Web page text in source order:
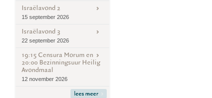
Israëlavond 2
15 september 2026
Israëlavond 3
22 september 2026
19:15 Censura Morum en
20:00 Bezinningsuur Heilig
Avondmaal
12 november 2026
lees meer